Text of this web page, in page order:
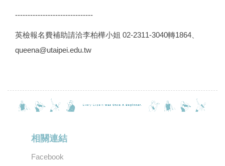
-------------------------------
英檢報名費補助請洽李柏樺小姐 02-2311-3040轉1864、
queena@utaipei.edu.tw
相關連結
Facebook